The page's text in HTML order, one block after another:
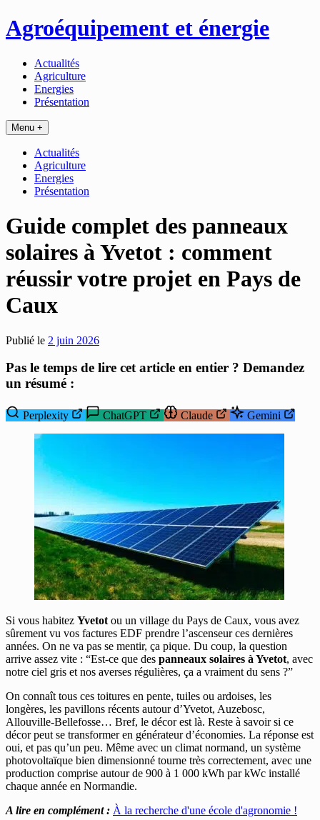
Passer
au
Agroéquipement et énergie
Actualités
Agriculture
Energies
Présentation
Menu +
Actualités
Agriculture
Energies
Présentation
Guide complet des panneaux
solaires à Yvetot : comment
réussir votre projet en Pays de
Caux
Publié le 2 juin 2026
Pas le temps de lire cet article en entier ? Demandez
un résumé :
Perplexity ChatGPT Claude Gemini
Si vous habitez Yvetot ou un village du Pays de Caux, vous avez
sûrement vu vos factures EDF prendre l’ascenseur ces dernières
années. On ne va pas se mentir, ça pique. Du coup, la question
arrive assez vite : “Est-ce que des panneaux solaires à Yvetot, avec
notre ciel gris et nos averses régulières, ça a vraiment du sens ?”
On connaît tous ces toitures en pente, tuiles ou ardoises, les
longères, les pavillons récents autour d’Yvetot, Auzebosc,
Allouville-Bellefosse… Bref, le décor est là. Reste à savoir si ce
décor peut se transformer en générateur d’économies. La réponse est
oui, et pas qu’un peu. Même avec un climat normand, un système
photovoltaïque bien dimensionné tourne très correctement, avec une
production comprise autour de 900 à 1 000 kWh par kWc installé
chaque année en Normandie.
A lire en complément : À la recherche d'une école d'agronomie !